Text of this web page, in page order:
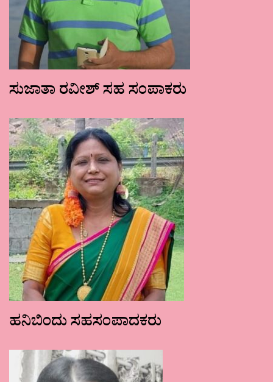
ಸುಜಾತಾ ರವೀಶ್ ಸಹ ಸಂಪಾಕರು
ಹನಿಬಿಂದು ಸಹಸಂಪಾದಕರು